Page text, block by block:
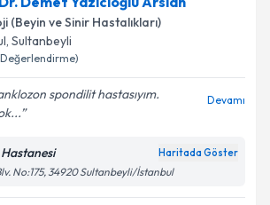
(Beyin ve Sinir Hastalıkları)
, Sultanbeyli
Değerlendirme)
spondilit hastasıyım.
Devamı
Haritada Göster
No:175, 34920 Sultanbeyli/İstanbul